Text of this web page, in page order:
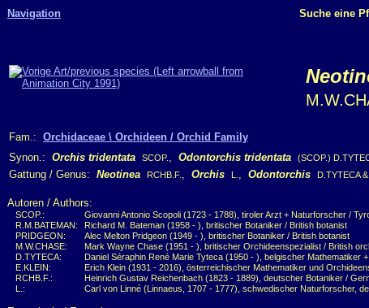
Navigation Suche eine
Fam.: Orchidaceae \ Orchideen / Orchid Family
Synon.: Orchis tridentata SCOP. , Odontorchis tridentata (SCOP.)
Gattung / Genus: Neotinea RCHB.F. , Orchis L. , Odontorchis D.TYTECA
Autoren / Authors:
SCOP.:
Giovanni Antonio Scopoli (1723 - 1788), tiroler Arzt + Naturforscher /
R.M.BATEMAN:
Richard M. Bateman (1958 - ), britischer Botaniker / British botanist
PRIDGEON:
Alec Melton Pridgeon (1949 - ), britischer Botaniker / British botanist
M.W.CHASE:
Mark Wayne Chase (1951 - ), britischer Orchideenspezialist / British
D.TYTECA:
Daniel Séraphin René Marie Tyteca (1950 - ), belgischer Mathematiker
E.KLEIN:
Erich Klein (1931 - 2016), österreichischer Mathematiker und
RCHB.F.:
Heinrich Gustav Reichenbach (1823 - 1889), deutscher Botaniker /
L.:
Carl von Linné (Linnaeus, 1707 - 1777), schwedischer Naturforscher,